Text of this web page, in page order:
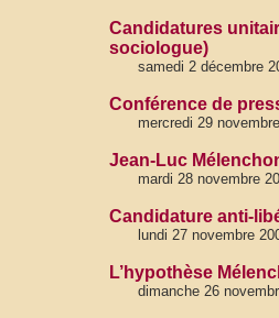
Candidatures
sociologue)
samedi 2 décembre
Conférence de
mercredi 29
Jean-Luc
mardi 28 novembre
Candidature anti-
lundi 27 novembre
L’hypothèse
dimanche 26